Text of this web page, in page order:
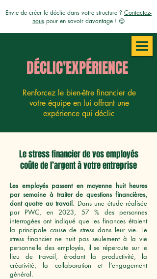
Envie de créer le déclic dans votre structure ? Contactez-
nouspour en savoir davantage ! 😊
DÉCLIC'EXPÉRIENCE
Renforcez le bien-être financier de
votre équipe en lui offrant une
expérience qui déclic
Le stress financier de vos employés
coûte de l’argent à votre entreprise
Les employés passent en moyenne huit heures
par semaine à traiter de questions financières,
dont quatre au travail. Dans une étude réalisée
par PWC, en 2023, 57 % des personnes
interrogées ont indiqué que les finances étaient
la principale cause de stress dans leur vie. Le
stress financier ne nuit pas seulement à la vie
personnelle des employés, il se répercute sur le
lieu de travail, érodant la productivité, la
créativité, la collaboration et l’engagement
général.